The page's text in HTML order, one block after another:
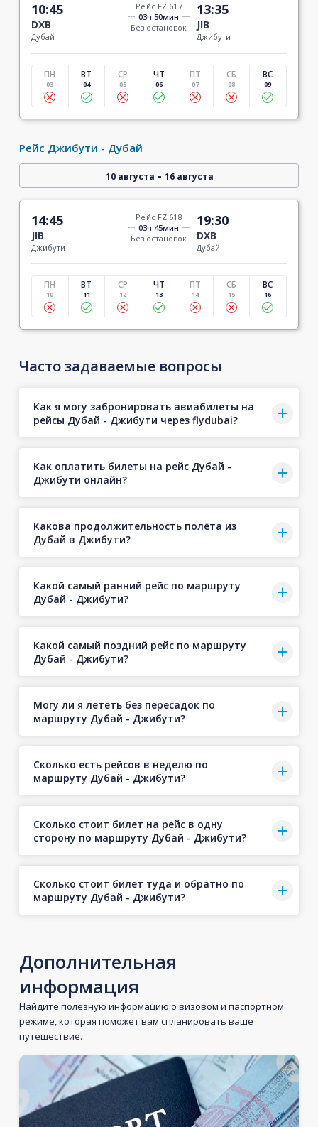
10:45
DXB
Дубай
Рейс FZ 617
03ч 50мин
Без остановок
13:35
JIB
Джибути
ПН
03
ВТ
04
СР
05
ЧТ
06
ПТ
07
СБ
08
ВС
09
Рейс Джибути - Дубай
10 августа - 16 августа
14:45
JIB
Джибути
Рейс FZ 618
03ч 45мин
Без остановок
19:30
DXB
Дубай
ПН
10
ВТ
11
СР
12
ЧТ
13
ПТ
14
СБ
15
ВС
16
Часто задаваемые вопросы
Как я могу забронировать авиабилеты на
рейсы Дубай - Джибути через flydubai?
Как оплатить билеты на рейс Дубай -
Джибути онлайн?
Какова продолжительность полёта из
Дубай в Джибути?
Какой самый ранний рейс по маршруту
Дубай - Джибути?
Какой самый поздний рейс по маршруту
Дубай - Джибути?
Могу ли я лететь без пересадок по
маршруту Дубай - Джибути?
Сколько есть рейсов в неделю по
маршруту Дубай - Джибути?
Сколько стоит билет на рейс в одну
сторону по маршруту Дубай - Джибути?
Сколько стоит билет туда и обратно по
маршруту Дубай - Джибути?
Дополнительная
информация
Найдите полезную информацию о визовом и паспортном
режиме, которая поможет вам спланировать ваше
путешествие.